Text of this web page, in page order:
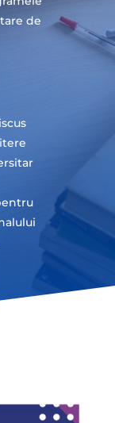
de